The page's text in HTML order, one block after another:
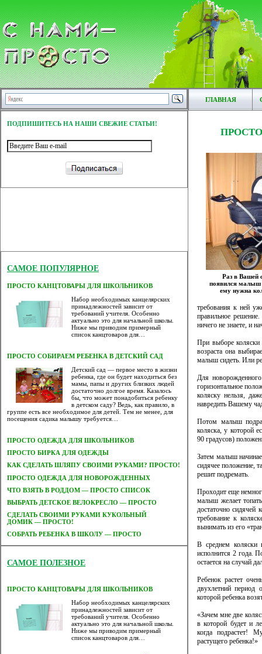
ГЛАВНАЯ
ПОДПИШИТЕСЬ НА НАШИ СВЕЖИЕ СТАТЬИ!
САМОЕ ПОПУЛЯРНОЕ
ПРОСТО КАНЦТОВАРЫ ДЛЯ ШКОЛЬНИКОВ
Набор необходимых канцелярских
принадлежностей зависит от
требований учителя. Особенно
актуально это для начальной школы.
Ниже мы приводим примерный
список канцтоваров для…
ПРОСТО СОБИРАЕМ РЕБЕНКА В ДЕТСКИЙ САД
Детский сад — первое место в жизни
ребенка, где он будет находиться без
мамы, папы и других близких людей
достаточно долгое время. Казалось
бы, что может понадобиться ребенку
в детском саду? Ведь, как правило, в
группе есть все необходимое для детей. Тем не менее, для
посещения садика малышу требуется…
ПРОСТО ОДЕЖДА ДЛЯ ШКОЛЬНИКОВ
ПРОСТО БИРКА ДЛЯ ОДЕЖДЫ
КАК СДЕЛАТЬ ШЛЯПУ СВОИМИ РУКАМИ? ПРОСТО!
ПРОСТО ОДЕЖДА ДЛЯ НОВОРОЖДЕННЫХ
ЧТО ВЗЯТЬ В РОДДОМ — ПРОСТО СПИСОК
ВЫБРАТЬ ДЕТСКОЕ ВЕЛОКРЕСЛО — ПРОСТО
CДЕЛАТЬ СВОИМИ РУКАМИ КУКОЛЬНЫЙ
ДОМИК — ПРОСТО!
СОБРАТЬ РЕБЕНКА В ШКОЛУ — ПРОСТО
САМОЕ ПОЛЕЗНОЕ
ПРОСТО КАНЦТОВАРЫ ДЛЯ ШКОЛЬНИКОВ
Набор необходимых канцелярских
принадлежностей зависит от
требований учителя. Особенно
актуально это для начальной школы.
Ниже мы приводим примерный
список канцтоваров для…
Раз в Вашей
появился малыш
ему нужна
требования к ней
правильное
ничего не знаете, и
При выборе коляски
возраста она
малыш сидеть. Или
Для новорожденного
горизонтальное
коляску нельзя,
навредить Вашему
Потом малыш
коляска, у которой
90 градусов)
Затем малыш
сидячее положение,
решит подремать.
Проходит еще
малыш желает
достаточно сидячей
требование к
вынимать из его
В среднем коляски
исполнится 2 года.
остается на случай
Ребенок растет
двухлетний
которой ребенка
«Зачем мне две
в которой будет и
когда подрастет!
растущего ребенка!»